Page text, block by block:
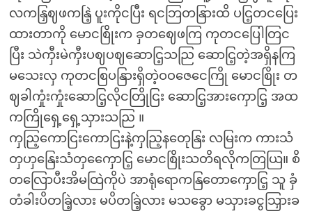
လကနြှဈဖကနြဲ့ ပူးကိုငပြီး ရငဘြတနြားထိ ပငြ့တငပြေး
ထားတာကို မောငစြိုးက ခှတဈေဖကြ ကုတငပြေါတြင
ပြီး သဲကှီးမဲကှီးပဈပဈဆောငြ့သညြ ဆောငြ့တဲ့အရှိနကြ
မသေးလှ ကုတငစြပနြားရှိတဲ့ဝဝဇေငေကြို မောငစြိုး တ
ဈခါကှုံးကှုံးဆောငြ့လိုငတြိုငြး ဆောငြ့အားကှောငြ့ အထ
ကကြိုရှေ့ရှေ့သှားသညြ ။
ကှညြ့ကောငြးကောငြးနဲ့ကှညြ့နတေုနြး လမြးက ကားသံ
တှဟှနြေးသံတှကှေောငြ့ မောငစြိုးသတိရလိုကတြယြ။ စိ
တလြောပီးအိမထြဲကိုပဲ အာရုံရောကနြတောကှောငြ့ သူ ခှံ
တံခါးပိတခြဲ့လား မပိတခြဲ့လား မသခွော မသှားခငွသြှားခ